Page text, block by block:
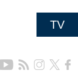
TV